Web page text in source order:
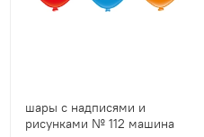
шары с надписями и
рисунками № 112 машина